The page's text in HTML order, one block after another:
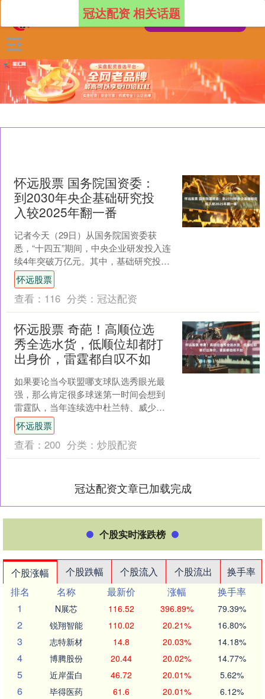
冠达配资 相关话题
怀远股票 国务院国资委：
到2030年央企基础研究投
入较2025年翻一番
记者今天（29日）从国务院国资委获
悉，“十四五”期间，中央企业研发投入连
续4年突破万亿元。其中，基础研究投入
从2021年的565亿元提升至2025年的
1024亿....
怀远股票
查看： 116 分类： 冠达配资
怀远股票 奇葩！高顺位选
秀全选水货，低顺位却都打
出身价，雷霆都自叹不如
如果要论当今联盟哪支球队选秀眼光最
强，那么肯定很多球迷第一时间会想到
雷霆队，当年连续选中杜兰特、威少和
哈登，后来这三人都成为了联盟的
MVP！现在的雷霆又选中了杰....
怀远股票
查看： 200 分类： 炒股配资
冠达配资文章已加载完成
个股实时涨跌榜
个股涨幅 个股跌幅 个股流入 个股流出
换手率
排名
名称 最新价 涨幅
换手率
1
N展芯 116.52 396.89% 79.39%
2 锐翔智能 110.02 20.21% 16.80%
3 志特新材 14.8 20.03% 14.18%
4 博腾股份 20.44 20.02% 14.77%
5 近岸蛋白 46.72 20.01% 5.62%
6 毕得医药 61.6 20.01% 6.12%